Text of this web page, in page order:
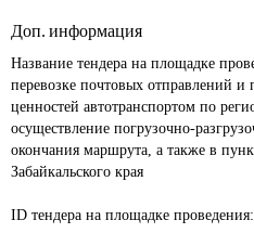
Доп. информация
Название тендера на площадке
перевозке почтовых отправлений и
ценностей автотранспортом по
осуществление погрузочно-
окончания маршрута, а также в
Забайкальского края
ID тендера на площадке проведения: